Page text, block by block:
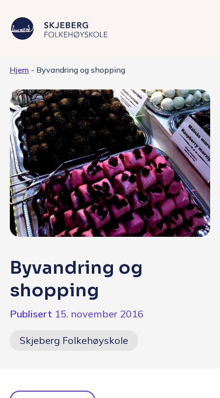
Livet på skolen
Skolen
Kontakt
Valgfag
Siste nytt
Q&A
English
Hjem - Byvandring og shopping
Byvandring og
shopping
Publisert 15. november 2016
Skjeberg Folkehøyskole